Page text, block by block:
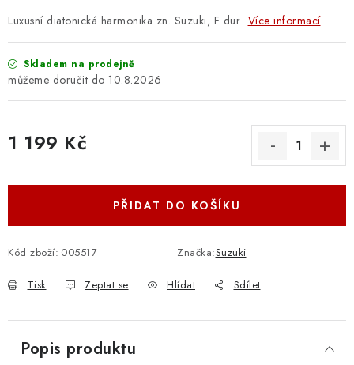
ZÁSADY ZPRACOVÁNÍ OSOBNÍCH ÚDAJŮ
OBCHODNÍ PODMÍNKY
ODSTOUPENÍ OD SMLOUVY
Luxusní diatonická harmonika zn. Suzuki, F dur Více informací
Skladem na prodejně
10.8.2026
1 199 Kč
PŘIDAT DO KOŠÍKU
Kód zboží: 005517 Značka:Suzuki
Tisk Zeptat se Hlídat Sdílet
Popis produktu